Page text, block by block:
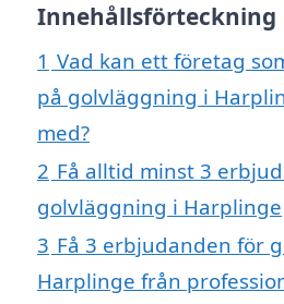
Innehållsförteckning
1 Vad kan ett företag
på golvläggning i
med?
2 Få alltid minst 3
golvläggning i Harplinge
3 Få 3 erbjudanden för
Harplinge från